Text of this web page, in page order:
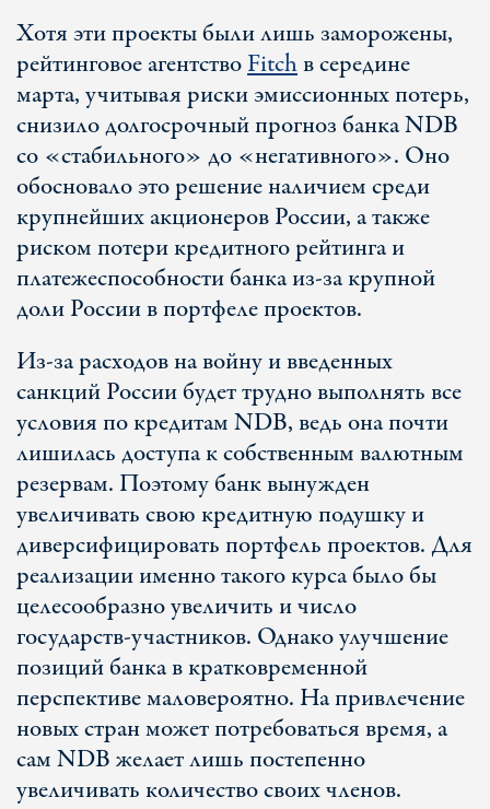
Хотя эти проекты были лишь заморожены,
рейтинговое агентствоFitchв середине
марта, учитывая риски эмиссионных потерь,
снизило долгосрочный прогноз банка NDB
со «стабильного» до «негативного». Оно
обосновало это решение наличием среди
крупнейших акционеров России, а также
риском потери кредитного рейтинга и
платежеспособности банка из-за крупной
доли России в портфеле проектов.
Из-за расходов на войну и введенных
санкций России будет трудно выполнять все
условия по кредитам NDB, ведь она почти
лишилась доступа к собственным валютным
резервам. Поэтому банк вынужден
увеличивать свою кредитную подушку и
диверсифицировать портфель проектов. Для
реализации именно такого курса было бы
целесообразно увеличить и число
государств-участников. Однако улучшение
позиций банка в кратковременной
перспективе маловероятно. На привлечение
новых стран может потребоваться время, а
сам NDB желает лишь постепенно
увеличивать количество своих членов.